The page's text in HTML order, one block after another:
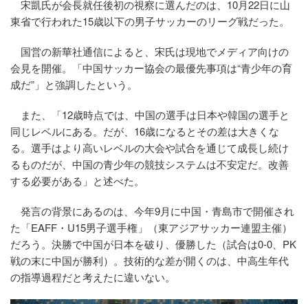
宋凱氏が会長就任後初の視察に選んだのは、10月22日に山
東省で行われた15歳以下の男子サッカーのリーグ戦だった。
国営の新華社通信によると、宋氏は現地でメディア向けの
会見を開催。「中国サッカー協会の最優先事項は“青少年の育
成だ”」と強調したという。
また、「12歳時点では、中国の選手は日本や韓国の選手と
同じレベルにある。だが、16歳になるとその差は大きくな
る。選手はより高いレベルの大会や試合を通じて成長し続け
るものだが、中国の青少年の競技システムは不安定だ。改善
する必要がある」と述べた。
発言の背景にあるのは、今年9月に中国・青島市で開催され
た「EAFF・U15男子選手権」（東アジアサッカー連盟主催）
だろう。決勝で中国が日本を破り、優勝した（試合は0-0、PK
戦の末に中国が勝利）。技術的な差が開くのは、中高生年代
の指導過程だと考えたに違いない。